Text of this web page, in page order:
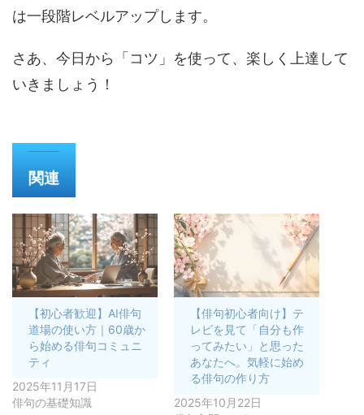
は一段階レベルアップします。
さあ、今日から「コツ」を使って、楽しく上達して
いきましょう！
関連
【初心者歓迎】AI俳句
道場の使い方｜60歳か
ら始める俳句コミュニ
ティ
2025年11月17日
俳句の基礎知識
【俳句初心者向け】テ
レビを見て「自分も作
ってみたい」と思った
あなたへ。気軽に始め
る俳句の作り方
2025年10月22日